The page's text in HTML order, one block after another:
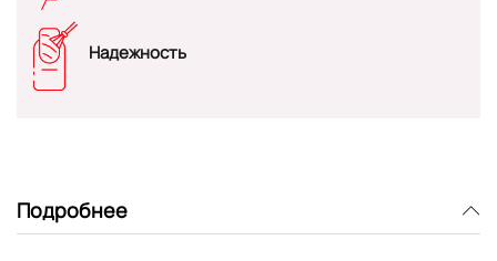
Надежность
Подробнее